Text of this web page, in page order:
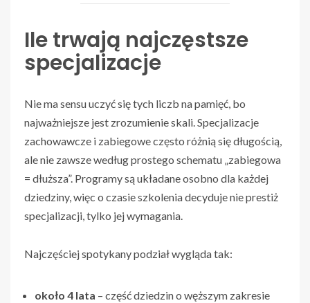
Ile trwają najczęstsze
specjalizacje
Nie ma sensu uczyć się tych liczb na pamięć, bo
najważniejsze jest zrozumienie skali. Specjalizacje
zachowawcze i zabiegowe często różnią się długością,
ale nie zawsze według prostego schematu „zabiegowa
= dłuższa”. Programy są układane osobno dla każdej
dziedziny, więc o czasie szkolenia decyduje nie prestiż
specjalizacji, tylko jej wymagania.
Najczęściej spotykany podział wygląda tak:
około 4 lata – część dziedzin o węższym zakresie